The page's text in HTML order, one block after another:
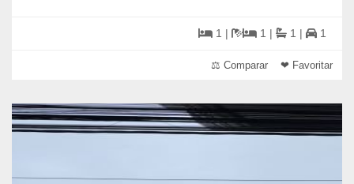
1 | 1 | 1 | 1
⚖ Comparar ❤ Favoritar